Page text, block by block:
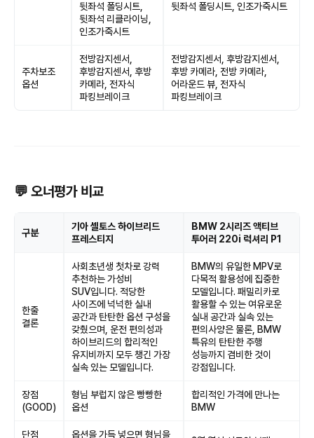
뒷좌석 폴딩시트,
뒷좌석 리클라이닝,
인조가죽시트
뒷좌석 폴딩시트, 인조가죽시트
주차보조
옵션
전방감지센서,
후방감지센서, 후방
카메라, 전자식
파킹브레이크
전방감지센서, 후방감지센서,
후방 카메라, 전방 카메라,
어라운드 뷰, 전자식
파킹브레이크
💬 오너평가 비교
구분
기아 셀토스 하이브리드
프레스티지
BMW 2시리즈 액티브
투어러 220i 럭셔리 P1
한줄
결론
사회초년생 첫차로 강력
추천하는 가성비
SUV입니다. 적당한
사이즈에 넉넉한 실내
공간과 탄탄한 옵션 구성을
갖췄으며, 운전 편의성과
하이브리드의 합리적인
유지비까지 모두 챙긴 가장
실속 있는 모델입니다.
BMW의 유일한 MPV로
다목적 활용성에 집중한
모델입니다. 패밀리카로
활용할 수 있는 여유로운
실내 공간과 실속 있는
편의사양은 물론, BMW
특유의 탄탄한 주행
성능까지 겸비한 것이
강점입니다.
장점
(GOOD)
형님 부럽지 않은 빵빵한
옵션
합리적인 가격에 만나는
BMW
단점 옵션을 가득 넣으면 형님을